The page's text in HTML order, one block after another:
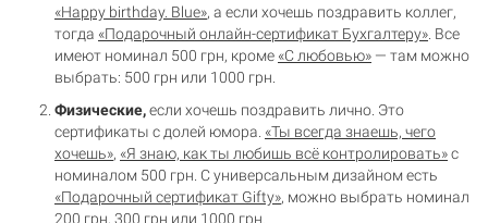
«Happy birthday. Blue», а если хочешь поздравить коллег,
тогда «Подарочный онлайн-сертификат Бухгалтеру» . Все
имеют номинал 500 грн, кроме «С любовью» — там можно
выбрать: 500 грн или 1000 грн.
Физические,если хочешь поздравить лично. Это
сертификаты с долей юмора. «Ты всегда знаешь, чего
хочешь», «Я знаю, как ты любишь всё контролировать»с
номиналом 500 грн. С универсальным дизайном есть
«Подарочный сертификат Gifty», можно выбрать номинал
200 грн, 300 грн или 1000 грн.